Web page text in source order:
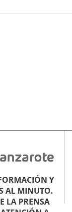
Y
AL MINUTO.
LA PRENSA